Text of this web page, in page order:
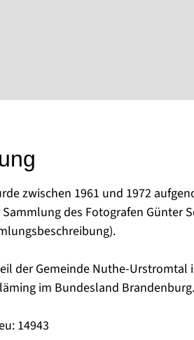
zwischen 1961 und 1972
des Fotografen Günter
der Gemeinde Nuthe-Urstromtal
im Bundesland Brandenburg.
14943